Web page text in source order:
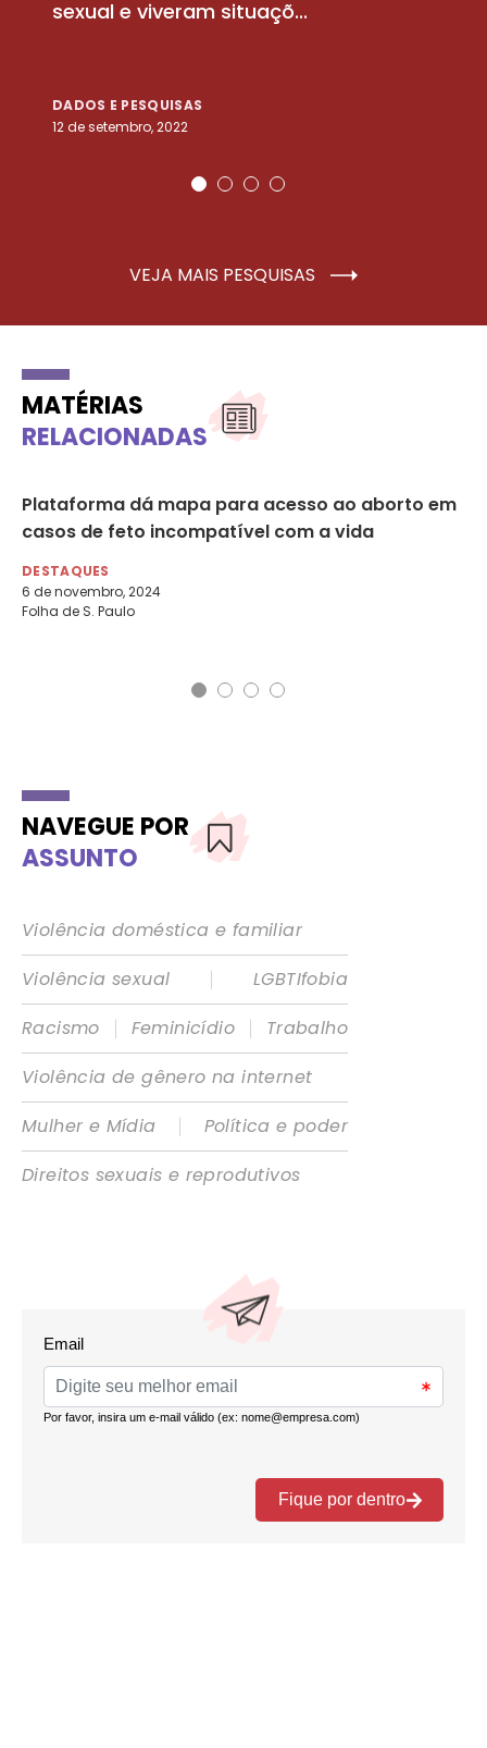
sexual e viveram situaçõ...
DADOS E PESQUISAS
12 de setembro, 2022
VEJA MAIS PESQUISAS
MATÉRIAS
RELACIONADAS
Plataforma dá mapa para acesso ao aborto em
casos de feto incompatível com a vida
DESTAQUES
6 de novembro, 2024
Folha de S. Paulo
NAVEGUE POR
ASSUNTO
Violência doméstica e familiar
Violência sexual
|
LGBTIfobia
Racismo
| Feminicídio |
Trabalho
Violência de gênero na internet
Mulher e Mídia
|
Política e poder
Direitos sexuais e reprodutivos